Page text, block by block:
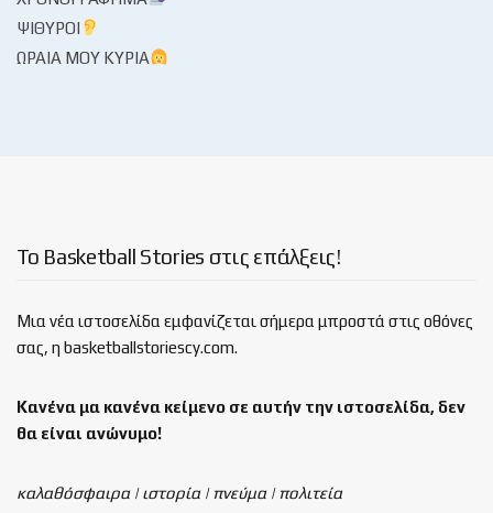
ΨΊΘΥΡΟΙ
ΩΡΑΊΑ ΜΟΥ ΚΥΡΊΑ
Το Basketball Stories στις επάλξεις!
Μια νέα ιστοσελίδα εμφανίζεται σήμερα μπροστά στις οθόνες
σας, η basketballstoriescy.com.
Κανένα μα κανένα κείμενο σε αυτήν την ιστοσελίδα, δεν
θα είναι ανώνυμο!
καλαθόσφαιρα | ιστορία | πνεύμα | πολιτεία